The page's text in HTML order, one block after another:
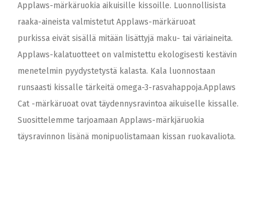
Applaws-märkäruokia aikuisille kissoille. Luonnollisista
raaka-aineista valmistetut Applaws-märkäruoat
purkissa eivät sisällä mitään lisättyjä maku- tai väriaineita.
Applaws-kalatuotteet on valmistettu ekologisesti kestävin
menetelmin pyydystetystä kalasta. Kala luonnostaan
runsaasti kissalle tärkeitä omega-3-rasvahappoja.Applaws
Cat -märkäruoat ovat täydennysravintoa aikuiselle kissalle.
Suosittelemme tarjoamaan Applaws-märkjäruokia
täysravinnon lisänä monipuolistamaan kissan ruokavaliota.